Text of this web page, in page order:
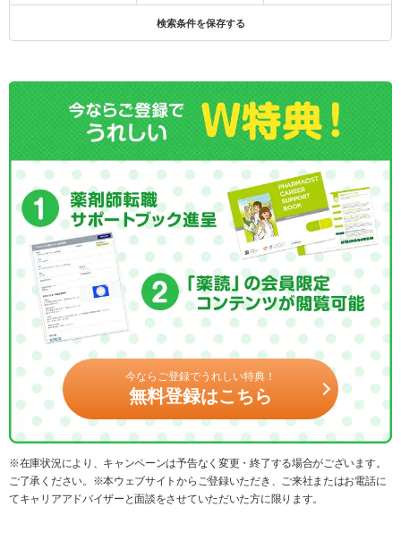
検索条件を保存する
今ならご登録でうれしい特典！
無料登録はこちら
※在庫状況により、キャンペーンは予告なく変更・終了する場合がございます。
ご了承ください。※本ウェブサイトからご登録いただき、ご来社またはお電話に
てキャリアアドバイザーと面談をさせていただいた方に限ります。